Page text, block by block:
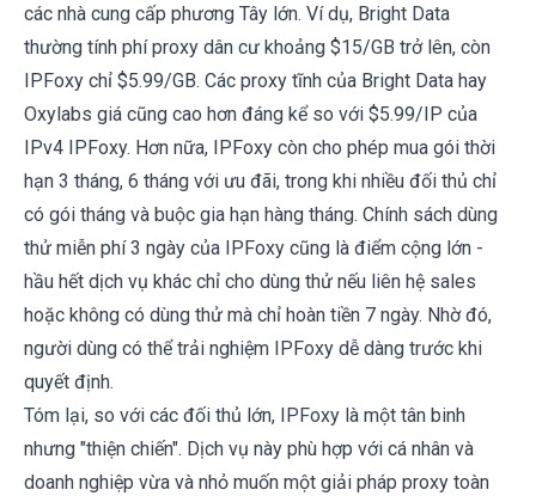
các nhà cung cấp phương Tây lớn. Ví dụ, Bright Data
thường tính phí proxy dân cư khoảng $15/GB trở lên, còn
IPFoxy chỉ $5.99/GB. Các proxy tĩnh của Bright Data hay
Oxylabs giá cũng cao hơn đáng kể so với $5.99/IP của
IPv4 IPFoxy. Hơn nữa, IPFoxy còn cho phép mua gói thời
hạn 3 tháng, 6 tháng với ưu đãi, trong khi nhiều đối thủ chỉ
có gói tháng và buộc gia hạn hàng tháng. Chính sách dùng
thử miễn phí 3 ngày của IPFoxy cũng là điểm cộng lớn -
hầu hết dịch vụ khác chỉ cho dùng thử nếu liên hệ sales
hoặc không có dùng thử mà chỉ hoàn tiền 7 ngày. Nhờ đó,
người dùng có thể trải nghiệm IPFoxy dễ dàng trước khi
quyết định.
Tóm lại, so với các đối thủ lớn, IPFoxy là một tân binh
nhưng "thiện chiến". Dịch vụ này phù hợp với cá nhân và
doanh nghiệp vừa và nhỏ muốn một giải pháp proxy toàn